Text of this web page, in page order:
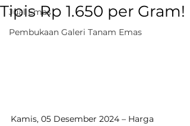
Jual Emas
Pembukaan Galeri Tanam Emas
Tipis Rp 1.650 per Gram!
Kamis, 05 Desember 2024 – Harga